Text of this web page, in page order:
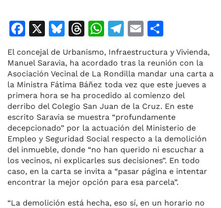
F
c
e
b
o
o
k
X
Bl
u
e
s
k
y
T
h
re
a
d
s
W
h
at
s
A
p
p
T
e
gr
a
m
E
ai
l
m
p
ar
ti
r
El concejal de Urbanismo, Infraestructura y Vivienda,
Manuel Saravia, ha acordado tras la reunión con la
Asociación Vecinal de La Rondilla mandar una carta a
la Ministra Fátima Báñez toda vez que este jueves a
primera hora se ha procedido al comienzo del
derribo del Colegio San Juan de la Cruz. En este
escrito Saravia se muestra “profundamente
decepcionado” por la actuación del Ministerio de
Empleo y Seguridad Social respecto a la demolición
del inmueble, donde “no han querido ni escuchar a
los vecinos, ni explicarles sus decisiones”. En todo
caso, en la carta se invita a “pasar página e intentar
encontrar la mejor opción para esa parcela”.
“La demolición está hecha, eso sí, en un horario no